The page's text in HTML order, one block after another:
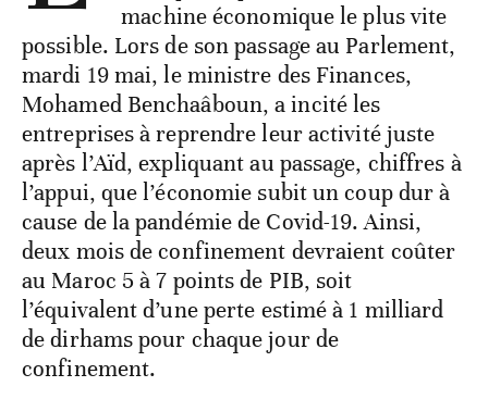
machine économique le plus vite
possible. Lors de son passage au Parlement,
mardi 19 mai, le ministre des Finances,
Mohamed Benchaâboun, a incité les
entreprises à reprendre leur activité juste
après l’Aïd, expliquant au passage, chiffres à
l’appui, que l’économie subit un coup dur à
cause de la pandémie de Covid-19. Ainsi,
deux mois de confinement devraient coûter
au Maroc 5 à 7 points de PIB, soit
l’équivalent d’une perte estimé à 1 milliard
de dirhams pour chaque jour de
confinement.